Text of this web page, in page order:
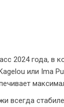
2024 года, в
или Ima
всегда